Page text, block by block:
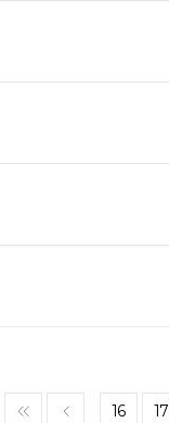
<< < 16 17